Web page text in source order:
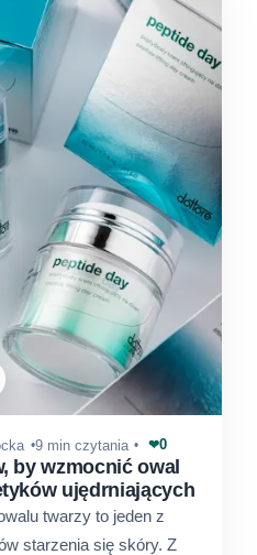
9 min czytania ❤0
by wzmocnić owal
ujędrniających
twarzy to jeden z
starzenia się skóry. Z